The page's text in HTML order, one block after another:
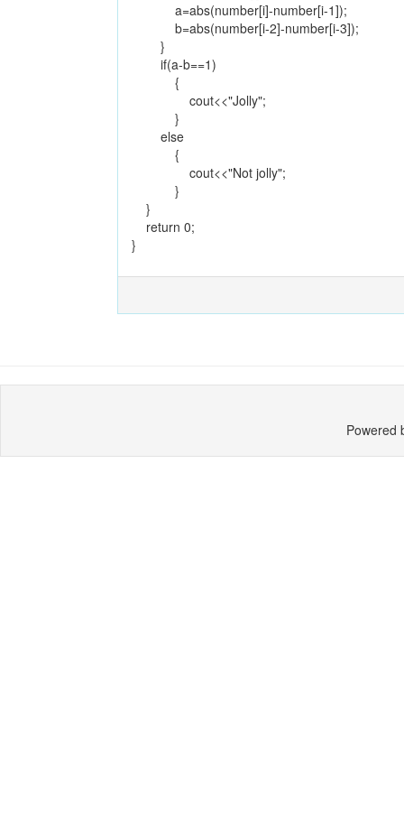
a=abs(number[i]-number[i-1]);
b=abs(number[i-2]-number[i-3]);
}
if(a-b==1)
{
cout<<"Jolly";
}
else
{
cout<<"Not jolly";
}
}
return 0;
}
Powered